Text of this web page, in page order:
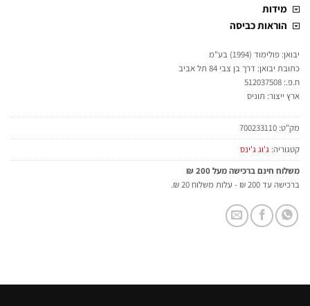
מידות
הוראות כביסה
יבואן: פולימוד (1994) בע"מ
כתובת יבואן: דרך בן צבי 84 תל אביב
ח.פ.: 512037508
ארץ ייצור: תוניס
מק"ט: 700233110
קטגוריה: ג'וג ג'ינס
משלוח חינם ברכישה מעל 200 ₪
ברכישה עד 200 ₪ - עלות משלוח 20 ₪.